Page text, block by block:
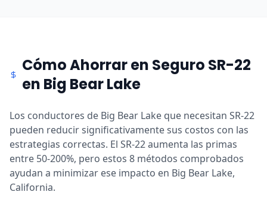
Cómo Ahorrar en Seguro SR-22
en Big Bear Lake
Los conductores de Big Bear Lake que necesitan SR-22
pueden reducir significativamente sus costos con las
estrategias correctas. El SR-22 aumenta las primas
entre 50-200%, pero estos 8 métodos comprobados
ayudan a minimizar ese impacto en Big Bear Lake,
California.